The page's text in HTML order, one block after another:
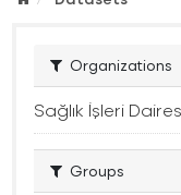
Organizations
Sağlık İşleri
Groups